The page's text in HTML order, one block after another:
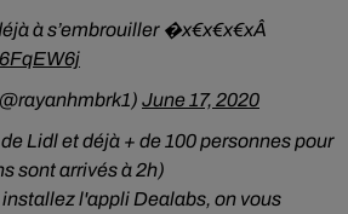
à s’embrouiller �x€x€x€xÂ
June 17, 2020
Lidl et déjà + de 100 personnes pour
sont arrivés à 2h)
l'appli Dealabs, on vous